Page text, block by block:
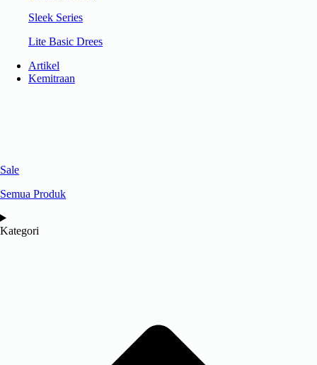
Sleek Series
Lite Basic Drees
Artikel
Kemitraan
Sale
Semua Produk
Kategori